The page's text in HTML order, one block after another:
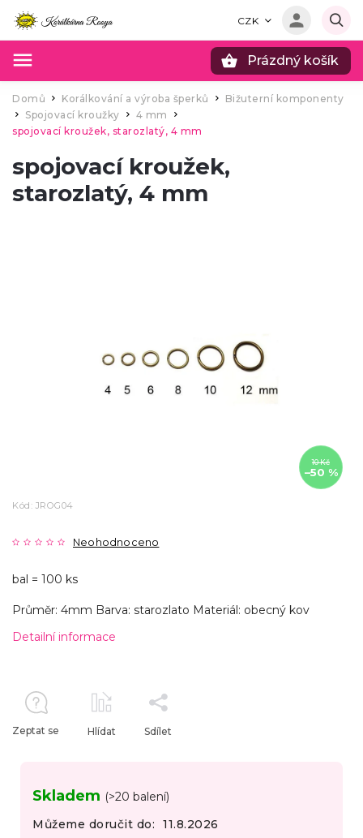
CZK
Prázdný košík
Domů / Korálkování a výroba šperků
Bižuterní komponenty
/
Spojovací kroužky 4 mm
spojovací kroužek, starozlatý, 4 mm
spojovací kroužek,
starozlatý, 4 mm
10 Kč
–50 %
Kód: JROG04
Neohodnoceno
Skladem (>20 balení)
Můžeme doručit do:
11.8.2026
bal = 100 ks
Průměr: 4mm Barva: starozlato Materiál: obecný kov
Detailní informace
Zeptat se Hlídat Sdílet